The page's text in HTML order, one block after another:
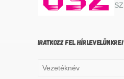
IRATKOZZ FEL HÍRLEVELÜNKRE!